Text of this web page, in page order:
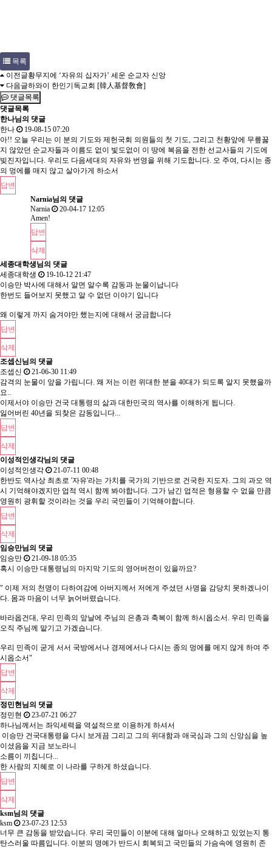
목록
이전글황무지에 ‘자유의 십자가’ 세운 순교자 신앙
다음글하와이 한인기독교회 [韓人基督敎會]
댓글목록
댓글목록
한나님의 댓글
한나
19-08-15 07:20
아!! 오늘 우리는 이 분의 기도와 제헌국회 의원들의 첫 기도, 그리고 천황앞에 무릎꿇
지 않았던 순교자들과 이름도 없이 빛도없이 이 땅에 복음을 전한 선교사들의 기도에
빚진자입니다. 우리도 다음세대의 자유와 번영을 위해 기도합니다. 오 주여, 다시는 종
의 멍에를 매지 않고 살아가게 하소서
답변
Narnia님의 댓글
Narnia
20-04-17 12:05
Amen!
답변
삭제
세종대학생님의 댓글
세종대학생
19-10-12 21:47
이승만 박사에 대해서 알면 알수록 감동과 눈물이납니다
한번도 들어보지 못했고 알 수 없던 이야기 입니다
왜 이렇게 까지 숨겨야만 했는지에 대해서 궁금합니다
답변
삭제
조셉신님의 댓글
조셉신
21-06-30 11:49
감격의 눈물이 앞을 가립니다. 왜 저는 이런 위대한 분을 40대가 되도록 알지 못했을까
요..
이제서야 이승만 건국 대통령의 삶과 대한민국의 역사를 이해하게 됩니다.
잃어버린 40년을 되찾은 감동입니다...
답변
삭제
이성적인생각님의 댓글
이성적인생각
21-07-11 00:48
한반도 역사상 최초로 '자유'라는 가치를 국가의 기반으로 건국한 지도자. 그의 과오 역
시 기억해야겠지만 업적 역시 함께 봐야합니다. 그가 남긴 업적은 형용할 수 없을 만큼
영원히 광휘할 것이라는 것을 우리 국민들이 기억해야합니다.
답변
삭제
임승만님의 댓글
임승만
21-09-18 05:35
혹시 이승만 대통령님의 마지막 기도의 영어버전이 있을까요?
" 이제 저의 천명이 다하여감에 아버지께서 저에게 주셨던 사명을 감당치 못하겠나이
다. 몸과 마음이 너무 늙어버렸습니다.
바라옵건대, 우리 민족의 앞날에 주님의 은총과 축복이 함께 하시옵소서. 우리 민족을
오직 주님께 맡기고 가겠습니다.
우리 민족이 굳게 서서 국방에서나 경제에서나 다시는 종의 멍에를 메지 않게 하여 주
시옵소서"
답변
삭제
정민현님의 댓글
정민현
23-07-21 06:27
하나님께서는 좌익세력을 역설적으로 이용하게 하셔서
이승만 건국대통령을 다시 보게끔 그리고 그의 위대함과 애국심과 그의 신앙심을 높
이셨음을 지금 보노라니
소름이 끼칩니다...
한 사람의 지혜로 이 나라를 구하게 하셨습니다.
답변
삭제
ksm님의 댓글
ksm
23-07-23 12:53
너무 큰 감동을 받았습니다. 우리 국민들이 이분에 대해 얼마나 오해하고 있었는지 통
탄스러울 따름입니다. 이분의 명예가 반드시 회복되고 국민들의 가슴속에 영원히 존